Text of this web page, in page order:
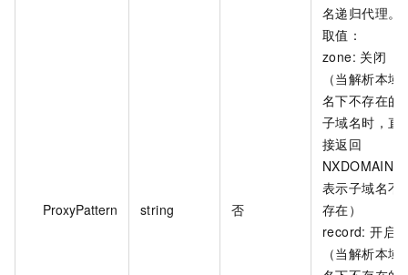
ProxyPattern string 否
名递归代理。
取值：
zone: 关闭
（当解析本域
名下不存在的
子域名时，直
接返回
NXDOMAIN，
表示子域名不
存在）
record: 开启
（当解析本域